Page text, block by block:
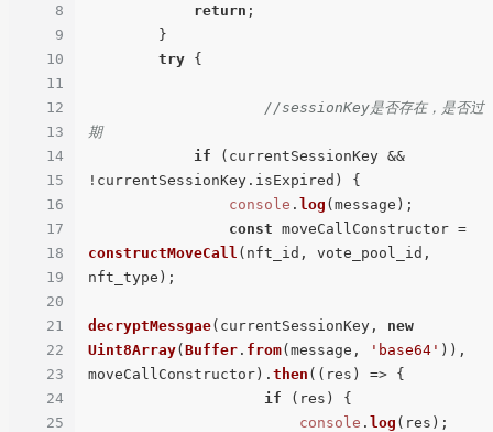
8
9
10
11
12
13
14
15
16
17
18
19
20
21
22
23
24
25
return ;
}
try {
//sessionKey是否存在，是否过
期
if (currentSessionKey &&
!currentSessionKey. isExpired ) {
console . log (message);
const
constructMoveCall (nft_id, vote_pool_id,
nft_type);
decryptMessgae(currentSessionKey, new
Uint8Array( Buffer . from(message, 'base64' )),
moveCallConstructor). then ( ( res ) => {
if (res) {
console . log (res);